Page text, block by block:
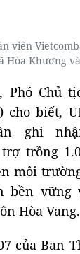
viên
Hòa Khương
Phó Chủ
cho biết,
ghi
trồng
môi
bền vững
Hòa Vang.
của Ban